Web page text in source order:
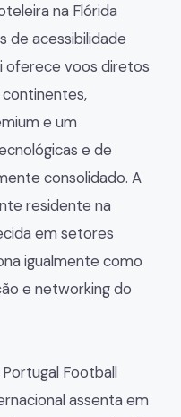
na Flórida
de acessibilidade
oferece voos diretos
e um
e de
consolidado. A
residente na
em setores
igualmente como
e networking do
Football
assenta em